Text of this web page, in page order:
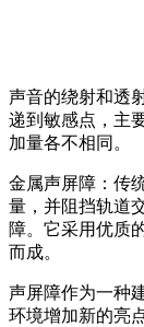
声音的绕射和透
递到敏感点，主
加量各不相同。
金属声屏障：传
量，并阻挡轨道
障。它采用优质
而成。
声屏障作为一种
环境增加新的亮